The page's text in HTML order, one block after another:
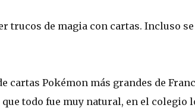
trucos de magia con cartas. Incluso se
cartas Pokémon más grandes de
todo fue muy natural, en el colegio